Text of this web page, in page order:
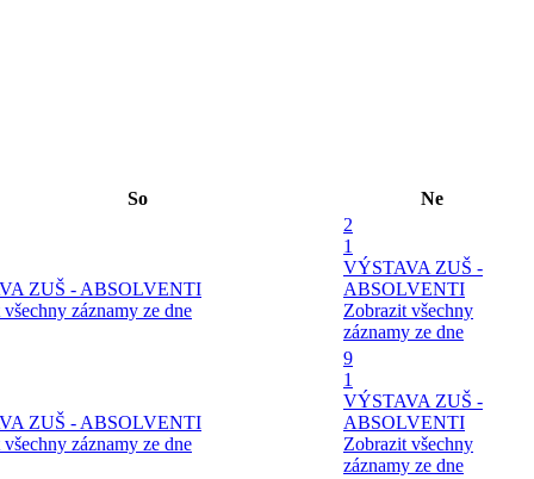
So Ne
ZUŠ - ABSOLVENTI
záznamy ze dne
2
1
VÝSTAVA ZUŠ -
ABSOLVENTI
Zobrazit všechny
záznamy ze dne
ZUŠ - ABSOLVENTI
záznamy ze dne
9
1
VÝSTAVA ZUŠ -
ABSOLVENTI
Zobrazit všechny
záznamy ze dne